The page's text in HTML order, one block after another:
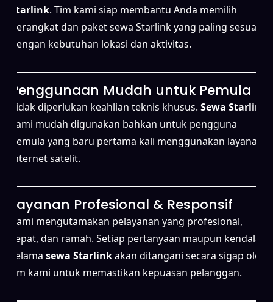
Starlink. Tim kami siap membantu Anda memilih
perangkat dan paket sewa Starlink yang paling sesuai
dengan kebutuhan lokasi dan aktivitas.
Penggunaan Mudah untuk Pemula
Tidak diperlukan keahlian teknis khusus.Sewa Starlink
kami mudah digunakan bahkan untuk pengguna
pemula yang baru pertama kali menggunakan layanan
internet satelit.
Layanan Profesional & Responsif
Kami mengutamakan pelayanan yang profesional,
cepat, dan ramah. Setiap pertanyaan maupun kendala
selamasewa Starlinkakan ditangani secara sigap oleh
tim kami untuk memastikan kepuasan pelanggan.